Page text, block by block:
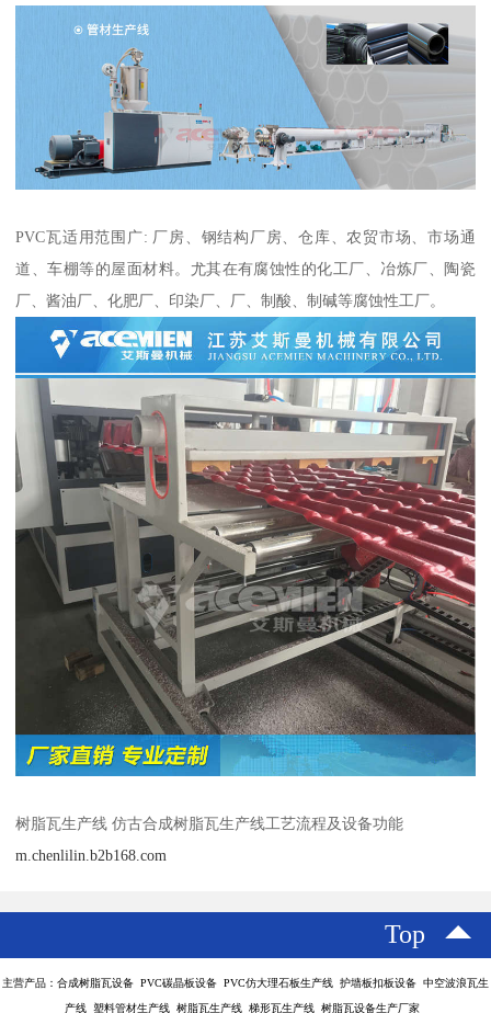
PVC瓦适用范围广: 厂房、钢结构厂房、仓库、农贸市场、市场通
道、车棚等的屋面材料。尤其在有腐蚀性的化工厂、冶炼厂、陶瓷
厂、酱油厂、化肥厂、印染厂、厂、制酸、制碱等腐蚀性工厂。
树脂瓦生产线 仿古合成树脂瓦生产线工艺流程及设备功能
m.chenlilin.b2b168.com
Top
主营产品：合成树脂瓦设备 PVC碳晶板设备 PVC仿大理石板生产线 护墙板扣板设备 中空波浪瓦生
产线 塑料管材生产线 树脂瓦生产线 梯形瓦生产线 树脂瓦设备生产厂家